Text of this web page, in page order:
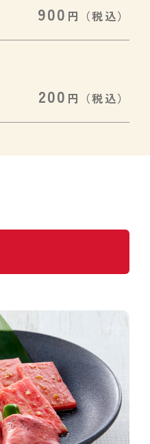
900 円 （税込）
200 円 （税込）